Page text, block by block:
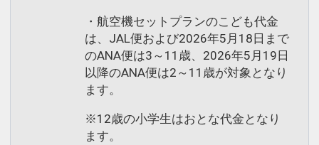
・航空機セットプランのこども代金
は、JAL便および2026年5月18日まで
のANA便は3～11歳、2026年5月19日
以降のANA便は2～11歳が対象となり
ます。
※12歳の小学生はおとな代金となり
ます。